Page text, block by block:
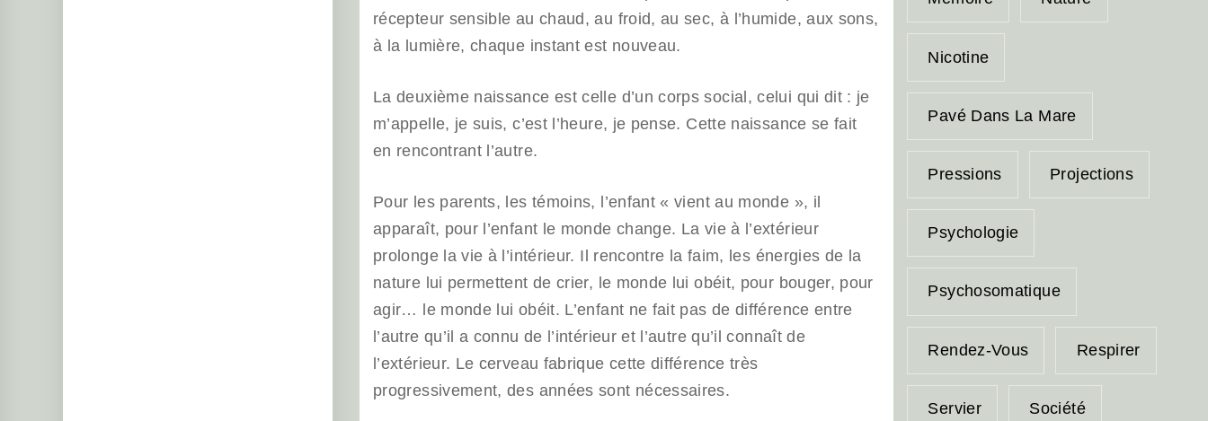
récepteur sensible au chaud, au froid, au sec, à l’humide, aux sons,
à la lumière, chaque instant est nouveau.
La deuxième naissance est celle d’un corps social, celui qui dit : je
m’appelle, je suis, c’est l’heure, je pense. Cette naissance se fait
en rencontrant l’autre.
Pour les parents, les témoins, l’enfant « vient au monde », il
apparaît, pour l’enfant le monde change. La vie à l’extérieur
prolonge la vie à l’intérieur. Il rencontre la faim, les énergies de la
nature lui permettent de crier, le monde lui obéit, pour bouger, pour
agir… le monde lui obéit. L’enfant ne fait pas de différence entre
l’autre qu’il a connu de l’intérieur et l’autre qu’il connaît de
l’extérieur. Le cerveau fabrique cette différence très
progressivement, des années sont nécessaires.
Nicotine
Pavé Dans La Mare
Pressions Projections
Psychologie
Psychosomatique
Rendez-Vous Respirer
Servier Société